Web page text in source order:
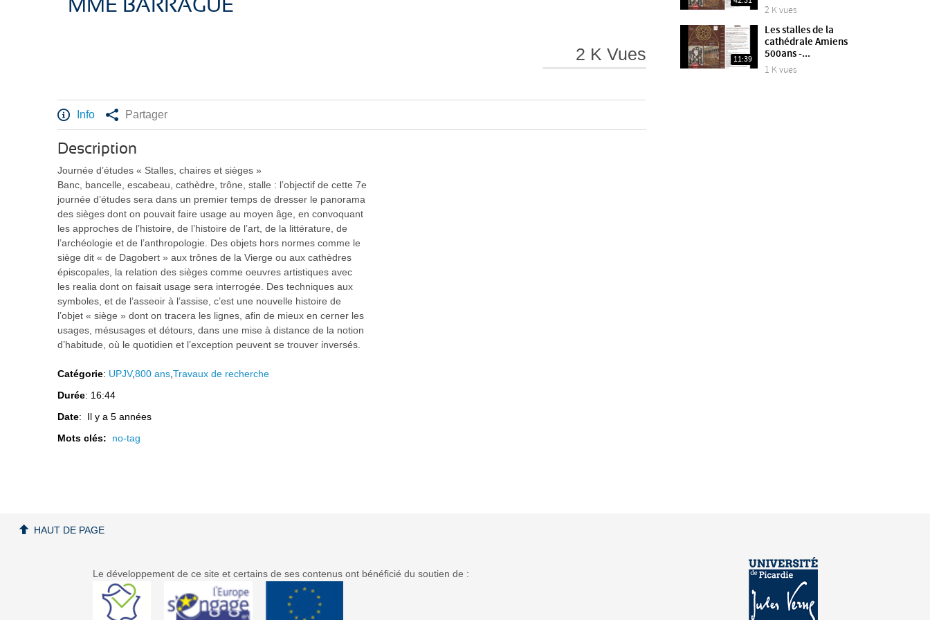
MME BARRAGUE
2 K Vues
Info Partager
Description
Journée d’études « Stalles, chaires et sièges »
Banc, bancelle, escabeau, cathèdre, trône, stalle : l’objectif de cette 7e
journée d’études sera dans un premier temps de dresser le panorama
des sièges dont on pouvait faire usage au moyen âge, en convoquant
les approches de l’histoire, de l’histoire de l’art, de la littérature, de
l’archéologie et de l’anthropologie. Des objets hors normes comme le
siège dit « de Dagobert » aux trônes de la Vierge ou aux cathèdres
épiscopales, la relation des sièges comme oeuvres artistiques avec
les realia dont on faisait usage sera interrogée. Des techniques aux
symboles, et de l’asseoir à l’assise, c’est une nouvelle histoire de
l’objet « siège » dont on tracera les lignes, afin de mieux en cerner les
usages, mésusages et détours, dans une mise à distance de la notion
d’habitude, où le quotidien et l’exception peuvent se trouver inversés.
Catégorie: UPJV,800 ans ,Travaux de recherche
Durée: 16:44
Date: Il y a 5 années
Mots clés: no-tag
2 K vues
11:39
Les stalles de la
cathédrale Amiens
500ans -...
1 K vues
Le développement de ce site et certains de ses contenus ont bénéficié du soutien de :
HAUT DE PAGE